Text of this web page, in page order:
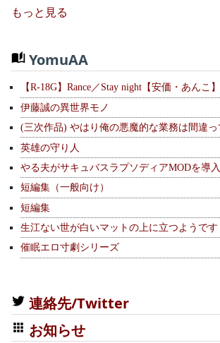
もっと見る
YomuAA
【R-18G】Rance／Stay night【安価・あんこ】
伊藤誠の異世界モノ
(三次作品) やはり俺の悪魔的な業務は間違っ
英雄の守り人
やる夫がサキュバスラプソディアMODを導
短編集（一般向け）
短編集
生江ない世が白いマットの上に立つようです
催眠エロ寸劇シリーズ
連絡先/Twitter
お知らせ